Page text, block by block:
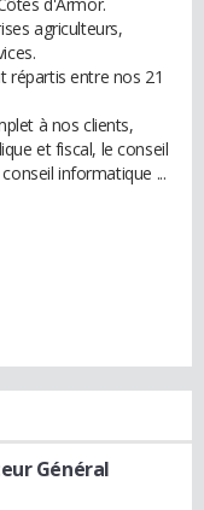
agriculteurs,
répartis entre nos 21
à nos clients,
et fiscal, le conseil
informatique ...
Général